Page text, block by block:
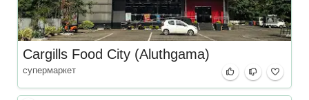
Cargills Food City (Aluthgama)
супермаркет